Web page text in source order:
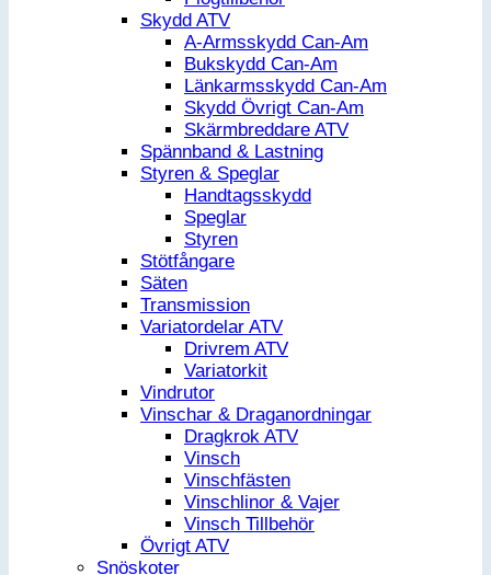
Skydd ATV
A-Armsskydd Can-Am
Bukskydd Can-Am
Länkarmsskydd Can-Am
Skydd Övrigt Can-Am
Skärmbreddare ATV
Spännband & Lastning
Styren & Speglar
Handtagsskydd
Speglar
Styren
Stötfångare
Säten
Transmission
Variatordelar ATV
Drivrem ATV
Variatorkit
Vindrutor
Vinschar & Draganordningar
Dragkrok ATV
Vinsch
Vinschfästen
Vinschlinor & Vajer
Vinsch Tillbehör
Övrigt ATV
Snöskoter